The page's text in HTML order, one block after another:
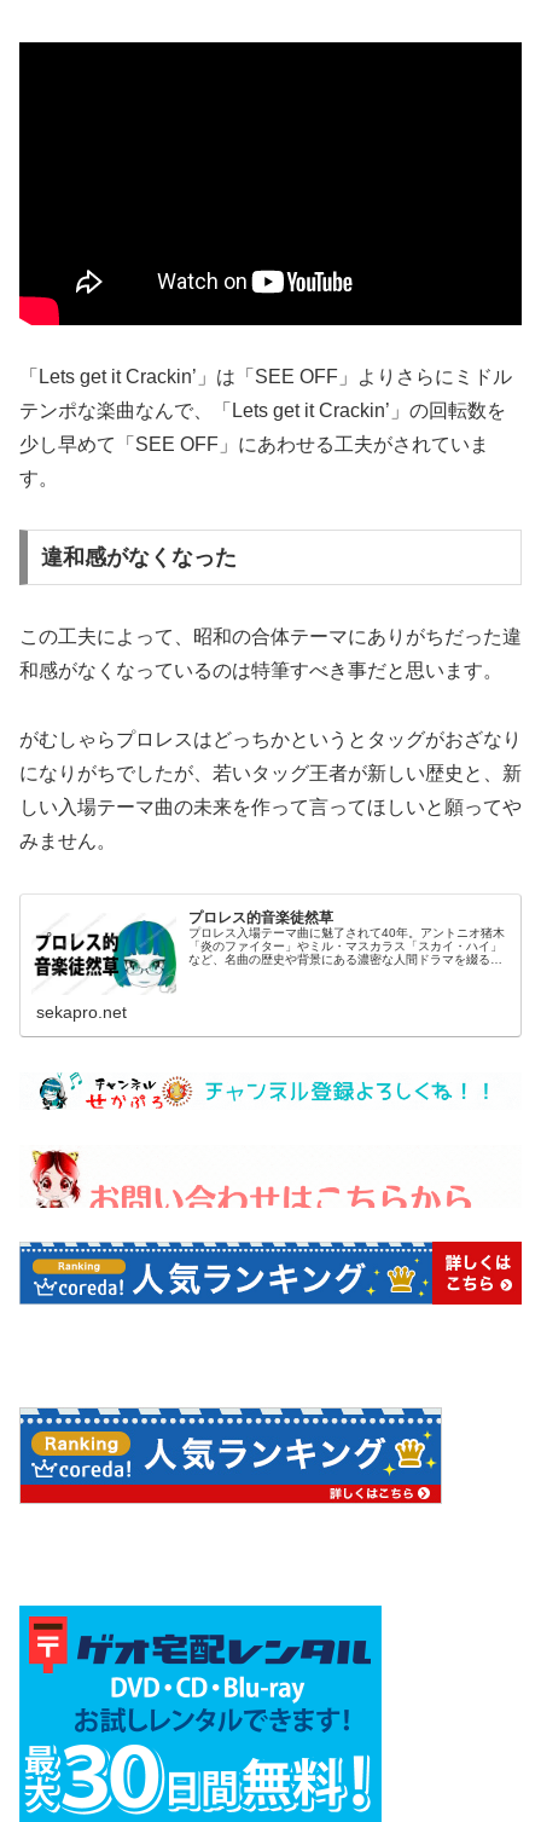
「Lets get it Crackin’」は「SEE OFF」よりさらにミドル
テンポな楽曲なんで、「Lets get it Crackin’」の回転数を
少し早めて「SEE OFF」にあわせる工夫がされていま
す。
違和感がなくなった
この工夫によって、昭和の合体テーマにありがちだった違
和感がなくなっているのは特筆すべき事だと思います。
がむしゃらプロレスはどっちかというとタッグがおざなり
になりがちでしたが、若いタッグ王者が新しい歴史と、新
しい入場テーマ曲の未来を作って言ってほしいと願ってや
みません。
プロレス的音楽徒然草
プロレス入場テーマ曲に魅了されて40年。アントニオ猪木
「炎のファイター」やミル・マスカラス「スカイ・ハイ」
など、名曲の歴史や背景にある濃密な人間ドラマを綴る
sekapro.net